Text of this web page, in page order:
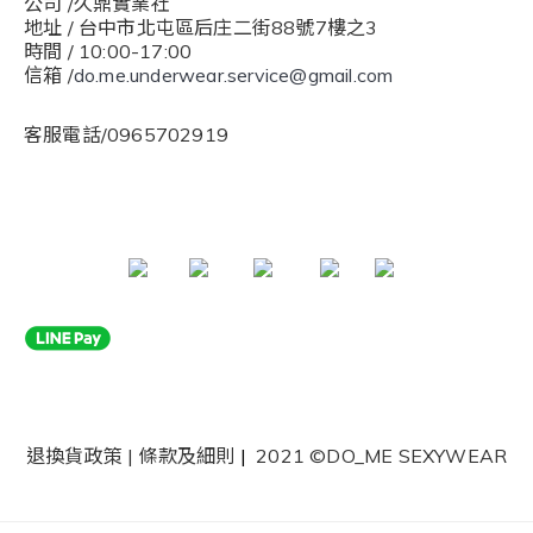
地址 / 台中市北屯區后庄二街88號7樓之3
時間 / 10:00-17:00
信箱 /do.me.underwear.service@gmail.com
客服電話/0965702919
退換貨政策 | 條款及細則 | 2021 ©DO_ME SEXYWEAR